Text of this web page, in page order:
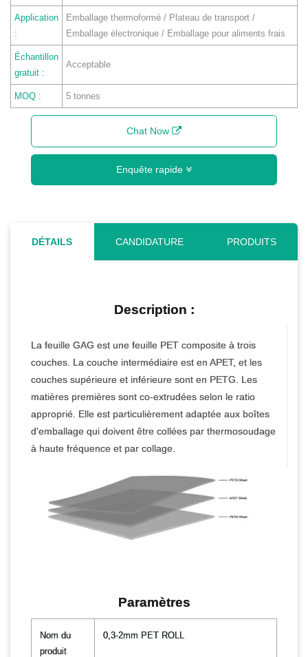
Application
:
Emballage thermoformé / Plateau de transport /
Emballage électronique / Emballage pour aliments frais
Échantillon
gratuit :
Acceptable
MOQ : 5 tonnes
Chat Now
Enquête rapide
DÉTAILS CANDIDATURE PRODUITS
Description :
La feuille GAG est une feuille PET composite à trois
couches. La couche intermédiaire est en APET, et les
couches supérieure et inférieure sont en PETG. Les
matières premières sont co-extrudées selon le ratio
approprié. Elle est particulièrement adaptée aux boîtes
d'emballage qui doivent être collées par thermosoudage
à haute fréquence et par collage.
Paramètres
Nom du
produit
0,3-2mm PET ROLL